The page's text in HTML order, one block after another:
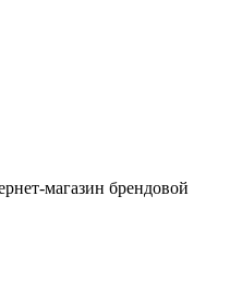
магазин брендовой